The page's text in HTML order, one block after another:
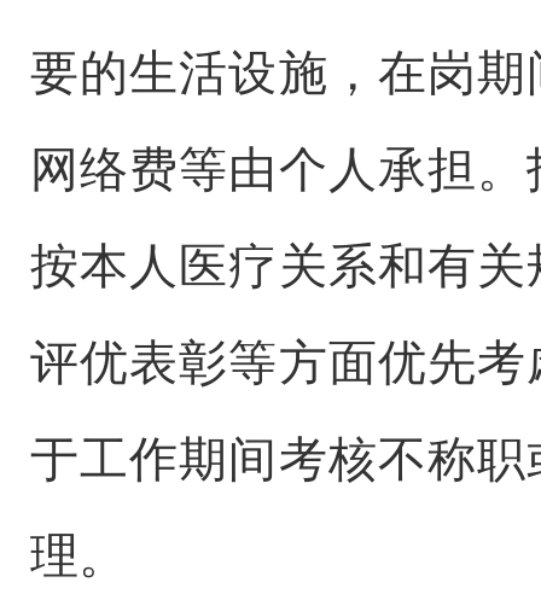
要的生活设施 ， 在岗期
网络费等由个人承担 。
按本人医疗关系和有
评优表彰等方面优先
于工作期间考核不称职
理。